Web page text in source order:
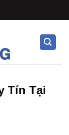
Tín Tại